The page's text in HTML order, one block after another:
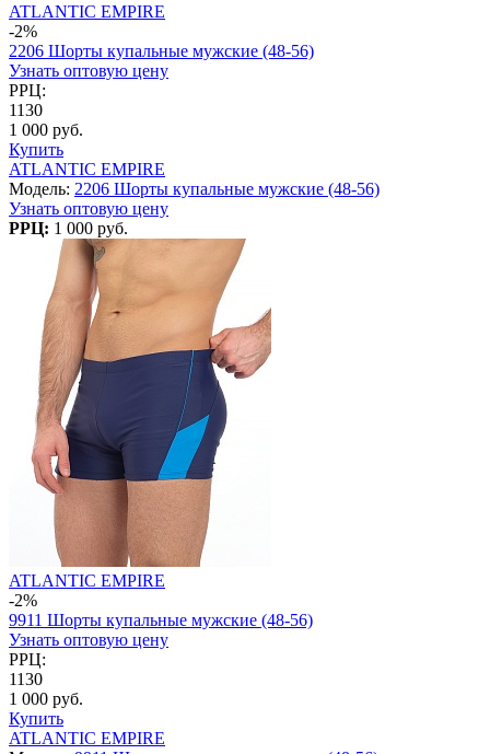
ATLANTIC EMPIRE
-2%
2206 Шорты купальные мужские (48-56)
Узнать оптовую цену
РРЦ:
1130
1 000 руб.
Купить
ATLANTIC EMPIRE
Модель: 2206 Шорты купальные мужские (48-56)
Узнать оптовую цену
РРЦ: 1 000 руб.
ATLANTIC EMPIRE
-2%
9911 Шорты купальные мужские (48-56)
Узнать оптовую цену
РРЦ:
1130
1 000 руб.
Купить
ATLANTIC EMPIRE